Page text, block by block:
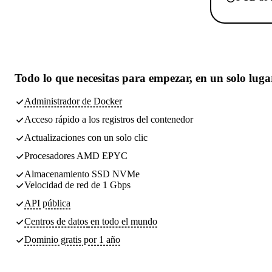
Todo lo que necesitas para empezar, en un solo
Administrador de Docker
Acceso rápido a los registros del contenedor
Actualizaciones con un solo clic
Procesadores AMD EPYC
Almacenamiento SSD NVMe
Velocidad de red de 1 Gbps
API pública
Centros de datos en todo el mundo
Dominio gratis por 1 año